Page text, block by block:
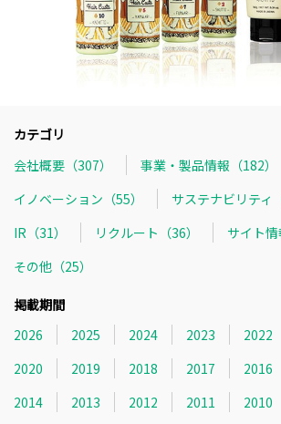
カテゴリ
会社概要（307）
事業・製品情報（182）
イノベーション（55）
サステナビリティ
IR（31）
リクルート（36）
サイト情
その他（25）
掲載期間
2026
2025 2024 2023 2022
2020
2019 2018 2017 2016
2014
2013 2012 2011 2010